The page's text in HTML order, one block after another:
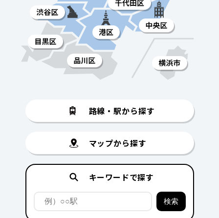
路線・駅から探す
マップから探す
キーワードで探す